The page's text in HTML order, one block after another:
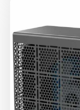
72
426 ₴.